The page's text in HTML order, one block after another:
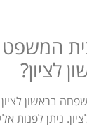
המשפט
לציון?
בראשון
5, ראשון לציון. ניתן